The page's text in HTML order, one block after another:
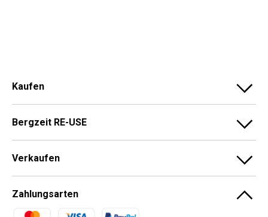
Kaufen
Bergzeit RE-USE
Verkaufen
Zahlungsarten
Zahlungsmethoden